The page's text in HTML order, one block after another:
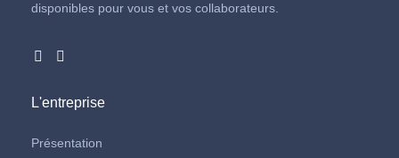
disponibles pour vous et vos collaborateurs.
L'entreprise
Présentation